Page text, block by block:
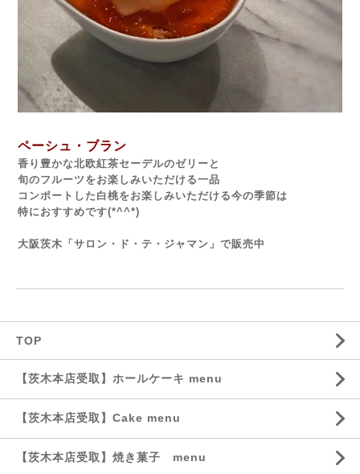
ペーシュ・ブラン
香り豊かな北欧紅茶セーデルのゼリーと
旬のフルーツをお楽しみいただける一品
コンポートした白桃をお楽しみいただける今の季節は
特におすすめです(*^^*)
大阪茨木「サロン・ド・テ・ジャマン」で販売中
TOP
【茨木本店受取】ホールケーキ menu
【茨木本店受取】Cake menu
【茨木本店受取】焼き菓子 menu